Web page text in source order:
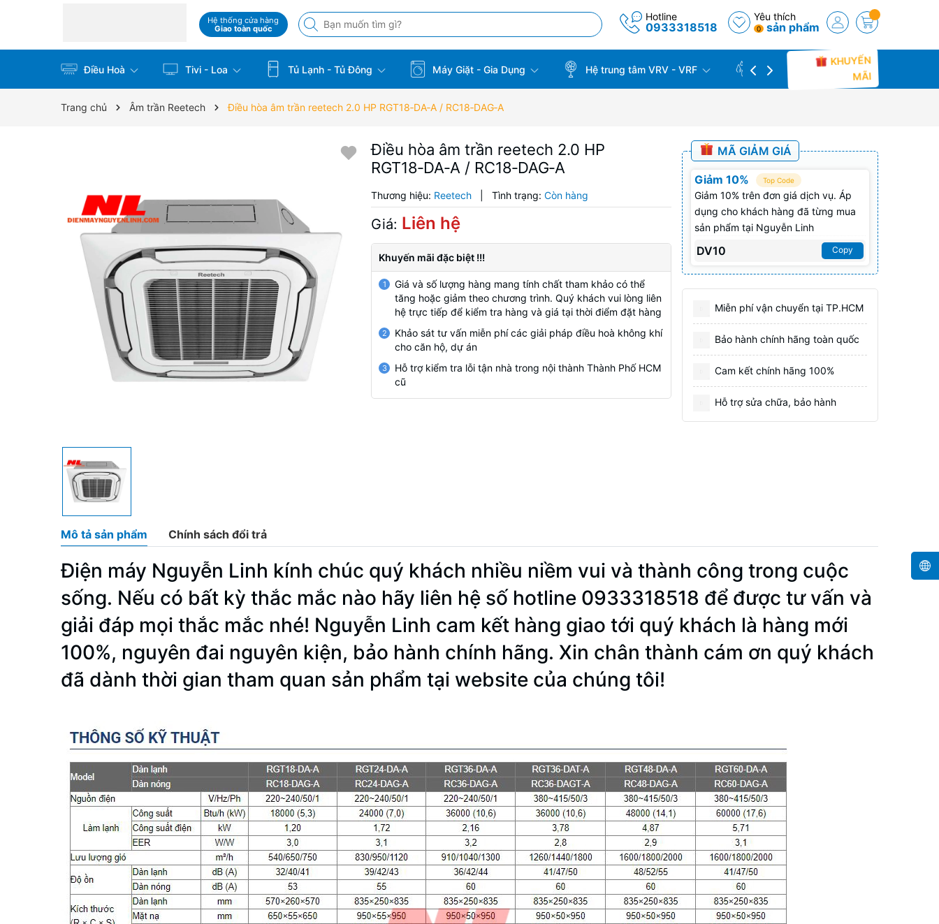
Hệ thống cửa hàng
Giao toàn quốc
Hotline
0933318518
Yêu thích
0 sản phẩm
Điều Hoà Tivi - Loa Tủ Lạnh - Tủ Đông Máy Giặt - Gia Dụng Hệ trung tâm VRV - VRF CÔNG TRÌNH THỰC TẾ
KHUYẾN
MÃI
Trang chủ Âm trần Reetech Điều hòa âm trần reetech 2.0 HP RGT18‑DA‑A / RC18‑DAG‑A
Điều hòa âm trần reetech 2.0 HP
RGT18‑DA‑A / RC18‑DAG‑A
Thương hiệu: Reetech Tình trạng: Còn hàng
Giá: Liên hệ
Khuyến mãi đặc biệt !!!
1
Giá và số lượng hàng mang tính chất tham khảo có thể
tăng hoặc giảm theo chương trình. Quý khách vui lòng liên
hệ trực tiếp để kiểm tra hàng và giá tại thời điểm đặt hàng
2
Khảo sát tư vấn miễn phí các giải pháp điều hoà không khí
cho căn hộ, dự án
3
Hỗ trợ kiểm tra lỗi tận nhà trong nội thành Thành Phố HCM
cũ
MÃ GIẢM GIÁ
Giảm 10% Top Code
Giảm 10% trên đơn giá dịch vụ. Áp
dụng cho khách hàng đã từng mua
sản phẩm tại Nguyễn Linh
DV10 Copy
Miễn phí vận chuyển tại TP.HCM
Bảo hành chính hãng toàn quốc
Cam kết chính hãng 100%
Hỗ trợ sửa chữa, bảo hành
Mô tả sản phẩm Chính sách đổi trả
Điện máy Nguyễn Linh kính chúc quý khách nhiều niềm vui và thành công trong cuộc
sống. Nếu có bất kỳ thắc mắc nào hãy liên hệ số hotline 0933318518 để được tư vấn và
giải đáp mọi thắc mắc nhé! Nguyễn Linh cam kết hàng giao tới quý khách là hàng mới
100%, nguyên đai nguyên kiện, bảo hành chính hãng. Xin chân thành cám ơn quý khách
đã dành thời gian tham quan sản phẩm tại website của chúng tôi!